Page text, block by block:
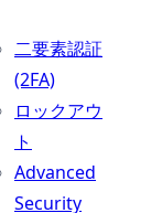
二要素認証
(2FA)
ロックアウ
ト
Advanced
Security